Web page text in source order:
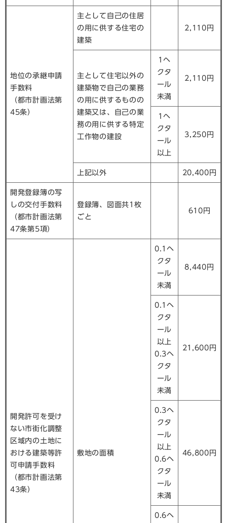
地位の承継申請
手数料
（都市計画法第
45条）
主として自己の住居
の用に供する住宅の
建築
2,110円
主として住宅以外の
建築物で自己の業務
の用に供するものの
建築又は、自己の業
務の用に供する特定
工作物の建設
1ヘ
クタ
ール
未満
2,110円
1ヘ
クタ
ール
以上
3,250円
上記以外 20,400円
開発登録簿の写
しの交付手数料
（都市計画法第
47条第5項）
登録簿、図面共1枚
ごと
610円
開発許可を受け
ない市街化調整
区域内の土地に
おける建築等許
可申請手数料
（都市計画法第
43条）
敷地の面積
0.1ヘ
クタ
ール
未満
8,440円
0.1ヘ
クタ
ール
以上
0.3ヘ
クタ
ール
未満
21,600円
0.3ヘ
クタ
ール
以上
0.6ヘ
クタ
ール
未満
46,800円
0.6ヘ